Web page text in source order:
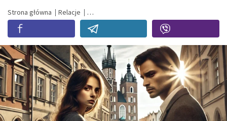
Strona główna Relacje